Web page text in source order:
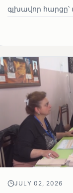
գլխավոր
JULY 02, 2026